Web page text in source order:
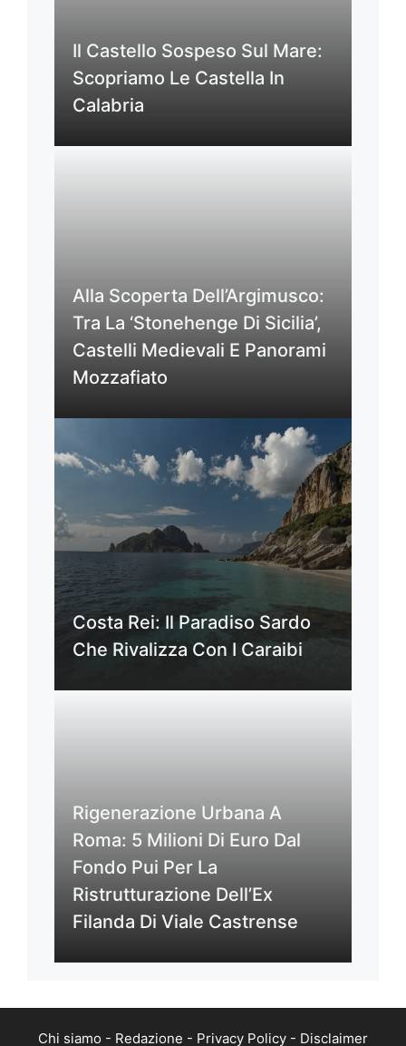
Il Castello Sospeso Sul Mare:
Scopriamo Le Castella In
Calabria
Alla Scoperta Dell’Argimusco:
Tra La ‘Stonehenge Di Sicilia’,
Castelli Medievali E Panorami
Mozzafiato
Costa Rei: Il Paradiso Sardo
Che Rivalizza Con I Caraibi
Rigenerazione Urbana A
Roma: 5 Milioni Di Euro Dal
Fondo Pui Per La
Ristrutturazione Dell’Ex
Filanda Di Viale Castrense
Chi siamo - Redazione - Privacy Policy - Disclaimer